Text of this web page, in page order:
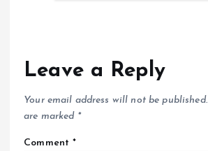
Leave a Reply
Your email address will not be published.
are marked *
Comment*